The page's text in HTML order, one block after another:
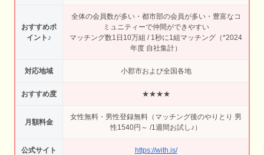
おすすめポ
イント♪
全体の会員数が多い・都市部の会員が多い・豊富なコ
ミュニティーで仲間ができやすい
マッチング数1日10万組 / 1秒に1組マッチング（*2024
年度 自社集計）
対応地域 小郡市および全国各地
おすすめ度 ★★★★
月額料金
女性無料・男性登録無料（マッチング後のやりとり 男
性1540円～ /1週間お試し♪）
公式サイト https://with.is/